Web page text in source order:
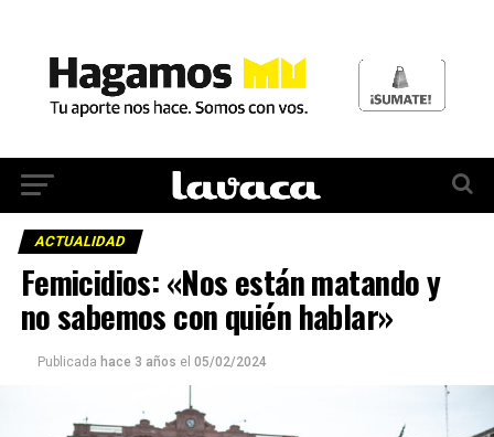
ACTUALIDAD
Femicidios: «Nos están matando y
no sabemos con quién hablar»
Publicada hace 3 años el 05/02/2024